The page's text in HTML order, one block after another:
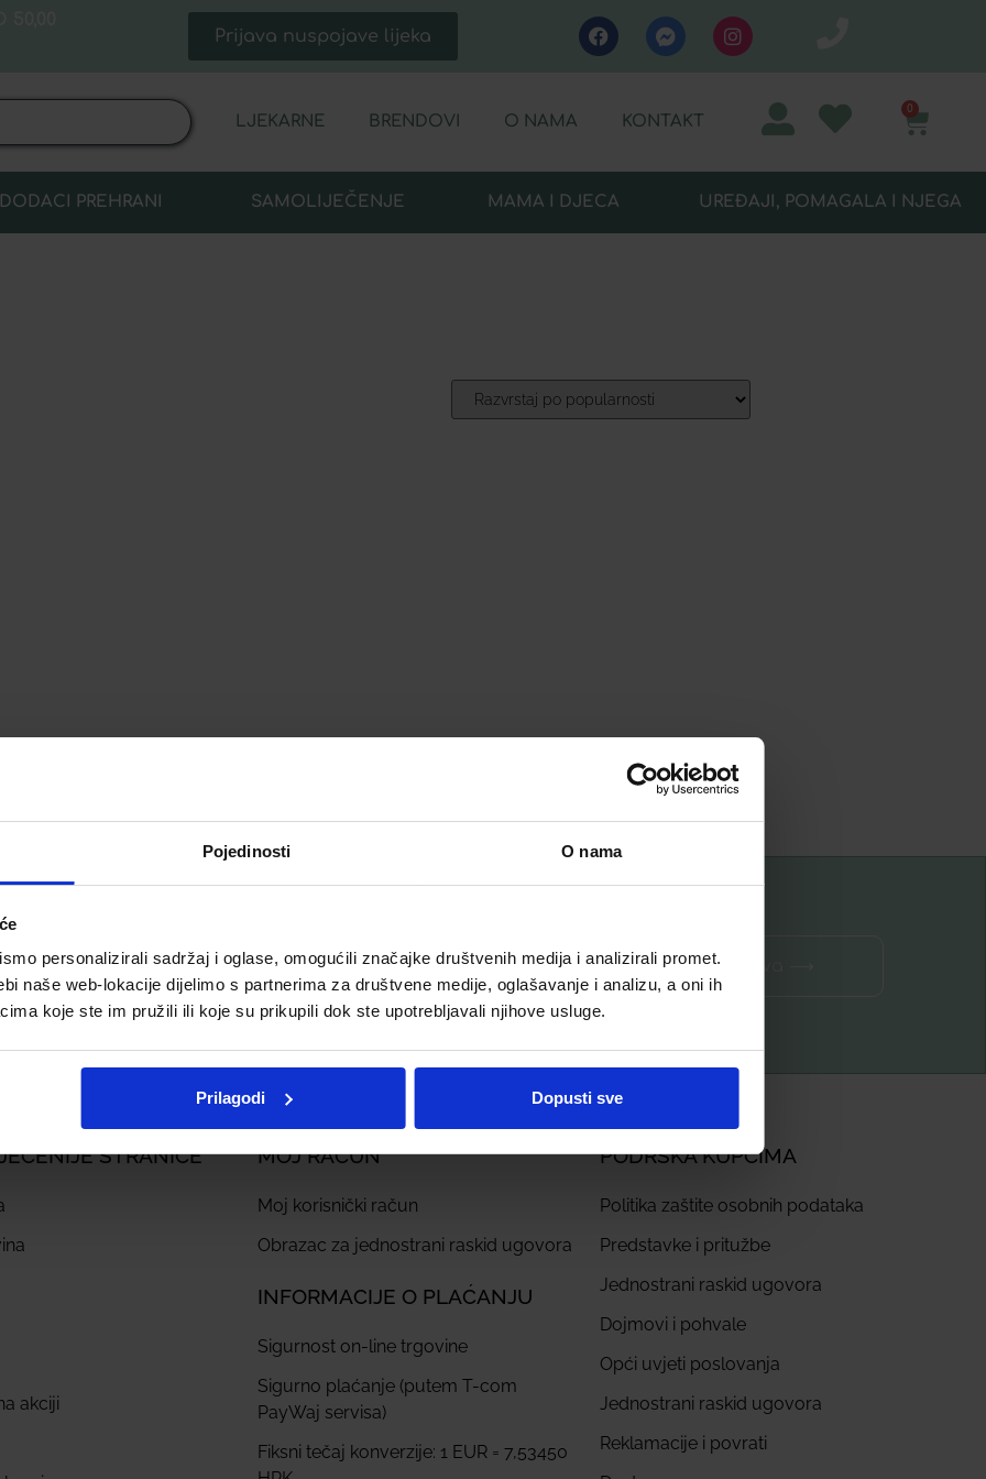
Pojedinosti O nama
personalizirali sadržaj i oglase, omogućili značajke društvenih medija i analizirali promet.
naše web-lokacije dijelimo s partnerima za društvene medije, oglašavanje i analizu, a oni ih
koje ste im pružili ili koje su prikupili dok ste upotrebljavali njihove usluge.
Prilagodi Dopusti sve
Prijava nuspojave lijeka
LJEKARNE BRENDOVI O NAMA KONTAKT
0
DODACI PREHRANI SAMOLIJEČENJE MAMA I DJECA UREĐAJI, POMAGALA I NJEGA
STRANICE
akciji
MOJ RAČUN
Moj korisnički račun
Obrazac za jednostrani raskid ugovora
INFORMACIJE O PLAĆANJU
Sigurnost on-line trgovine
Sigurno plaćanje (putem T-com
PayWaj servisa)
Fiksni tečaj konverzije: 1 EUR = 7,53450
PODRŠKA KUPCIMA
Politika zaštite osobnih podataka
Predstavke i pritužbe
Jednostrani raskid ugovora
Dojmovi i pohvale
Opći uvjeti poslovanja
Jednostrani raskid ugovora
Reklamacije i povrati